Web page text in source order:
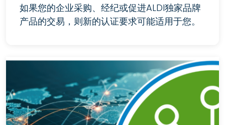
如果您的企业采购、经纪或促进ALDI独家品牌
产品的交易，则新的认证要求可能适用于您。